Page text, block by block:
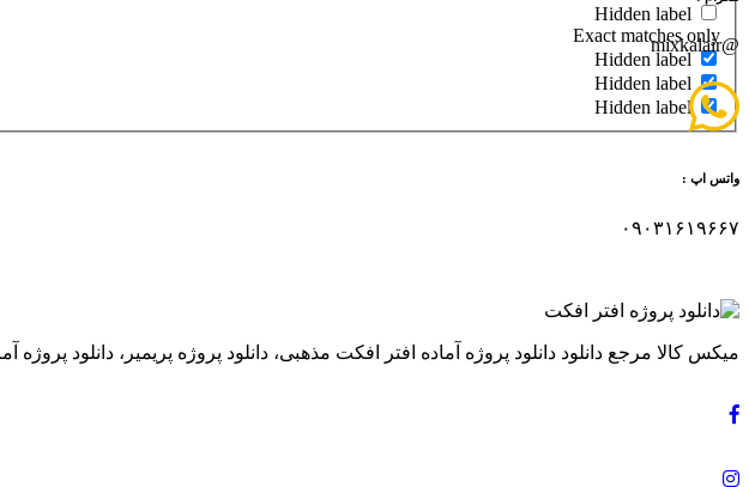
Hidden label
Exact matches only
Hidden label
Hidden label
Hidden label
@mixkalair
واتس اپ :
۰۹۰۳۱۶۱۹۶۶۷
میکس کالا مرجع دانلود دانلود پروژه آماده افتر افکت مذهبی، دانلود پروژه پریمیر، دانلود پروژه